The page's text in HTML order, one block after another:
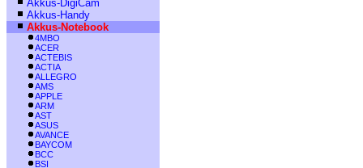
Akkus-DigiCam
Akkus-Handy
Akkus-Notebook
4MBO
ACER
ACTEBIS
ACTIA
ALLEGRO
AMS
APPLE
ARM
AST
ASUS
AVANCE
BAYCOM
BCC
BSI